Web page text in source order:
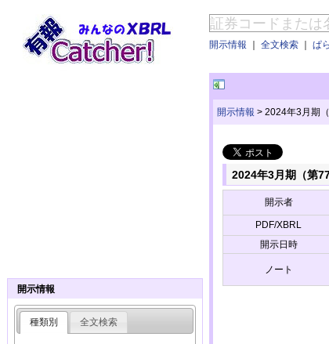
開示情報 ｜ 全文検索 ｜ ぱ
開示情報 > 2024年3月期
2024年3月期（第
開示者
PDF/XBRL
開示日時
ノート
開示情報
種類別 全文検索